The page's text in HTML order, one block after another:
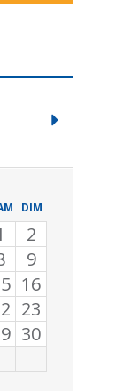
DIM
2
9
16
23
30